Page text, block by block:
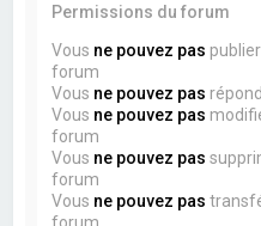
Permissions du forum
Vous ne pouvez pas
forum
Vous ne pouvez pas
Vous ne pouvez pas
forum
Vous ne pouvez pas
forum
Vous ne pouvez pas
forum